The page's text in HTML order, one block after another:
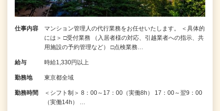
仕事内容
マンション管理人の代行業務をお任せいたします。 ＜具体的
には＞ □受付業務 （入居者様の対応、引越業者への指示、共
用施設の予約管理など） □点検業務…
給与 時給1,330円以上
勤務地 東京都全域
勤務時間
＜シフト制＞ 8：00～17：00（実働8h） 17：00～翌9：00
（実働14h） …